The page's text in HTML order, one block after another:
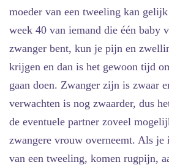
moeder van een tweeling kan
week 40 van iemand die één baby
zwanger bent, kun je pijn en
krijgen en dan is het gewoon tijd
gaan doen. Zwanger zijn is zwaar
verwachten is nog zwaarder, dus
de eventuele partner zoveel
zwangere vrouw overneemt. Als je
van een tweeling, komen rugpijn,